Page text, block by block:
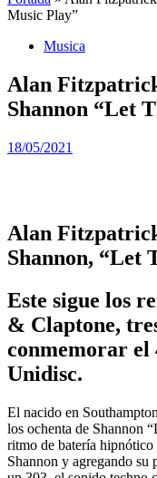
Music Play”
Musica
Alan
Shannon “Let
18/05/2021
Alan
Shannon, “Let
Este sigue los
& Claptone,
conmemorar el
Unidisc.
El nacido en
los ochenta de Shannon
ritmo de batería
Shannon y agregando su